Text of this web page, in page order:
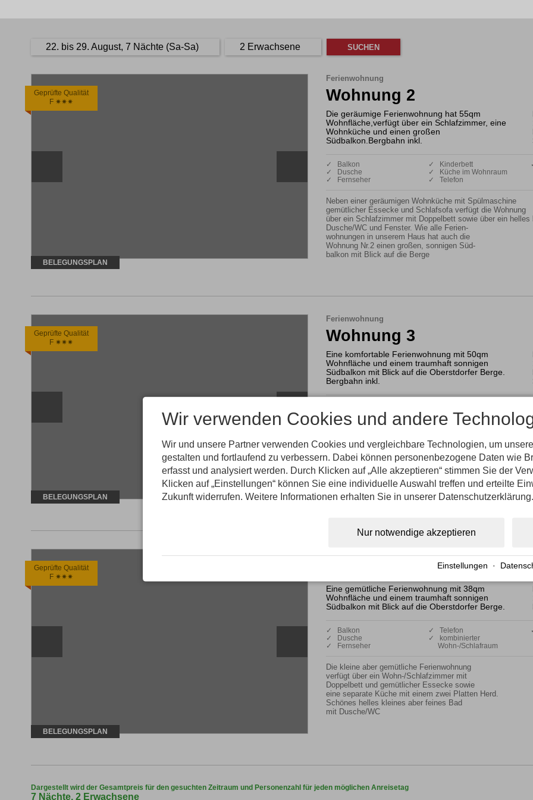
22. bis 29. August, 7 Nächte (Sa-Sa) 2 Erwachsene
Geprüfte Qualität
F ✷✷✷
Ferienwohnung
Wohnung 2
Die geräumige Ferienwohnung hat 55qm
Wohnfläche,verfügt über ein Schlafzimmer, eine
Wohnküche und einen großen
Südbalkon.Bergbahn inkl.
✓ Balkon
✓ Dusche
✓ Fernseher
✓ Kinderbett
✓ Küche im Wohnraum
✓ Telefon
Neben einer geräumigen Wohnküche mit Spülmaschine
gemütlicher Essecke und Schlafsofa verfügt die Wohnung
über ein Schlafzimmer mit Doppelbett sowie über ein
Dusche/WC und Fenster. Wie alle Ferien-
wohnungen in unserem Haus hat auch die
Wohnung Nr.2 einen großen, sonnigen Süd-
balkon mit Blick auf die Berge
BELEGUNGSPLAN
Geprüfte Qualität
F ✷✷✷
Ferienwohnung
Wohnung 3
Eine komfortable Ferienwohnung mit 50qm
Wohnfläche und einem traumhaft sonnigen
Südbalkon mit Blick auf die Oberstdorfer Berge.
Bergbahn inkl.
✓ Dusche
✓ Fernseher
✓ Telefon
Die Ferienwohnung verfügt über ein geräumiges
kombiniert mit einer voll ausgestatteten
Küchenzeile mit einem 2 Platten Herd und gemütlicher
Außerdem hat die Ferienwohnung ein
separates Schlafzimmer mit Doppelbett
und ein kleines helles Bad mit Dusche/WC.
BELEGUNGSPLAN
Geprüfte Qualität
F ✷✷✷
Ferienwohnung
Eine gemütliche Ferienwohnung mit 38qm
Wohnfläche und einem traumhaft sonnigen
Südbalkon mit Blick auf die Oberstdorfer Berge.
✓ Balkon
✓ Dusche
✓ Fernseher
✓ Telefon
✓ kombinierter
Wohn-/Schlafraum
Die kleine aber gemütliche Ferienwohnung
verfügt über ein Wohn-/Schlafzimmer mit
Doppelbett und gemütlicher Essecke sowie
eine separate Küche mit einem zwei Platten Herd.
Schönes helles kleines aber feines Bad
mit Dusche/WC
BELEGUNGSPLAN
Dargestellt wird der Gesamtpreis für den gesuchten Zeitraum und Personenzahl für jeden möglichen Anreisetag
7 Nächte, 2 Erwachsene
Wir verwenden Cookies und andere
Wir und unsere Partner verwenden Cookies und vergleichbare Technologien, um
gestalten und fortlaufend zu verbessern. Dabei können personenbezogene Daten wie
erfasst und analysiert werden. Durch Klicken auf „Alle akzeptieren“ stimmen Sie der
Klicken auf „Einstellungen“ können Sie eine individuelle Auswahl treffen und erteilte
Zukunft widerrufen. Weitere Informationen erhalten Sie in unserer Datenschutzerklärung.
Nur notwendige akzeptieren
Einstellungen ·